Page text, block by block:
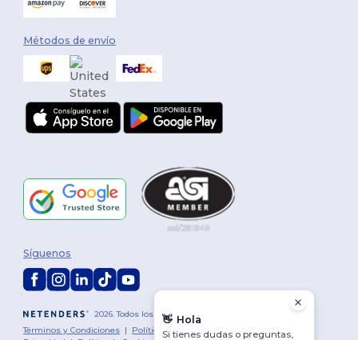
Métodos de envío
2026. Todos los derechos reservados
Términos y Condiciones | Política de personalización
Política de
Síguenos
👋 Hola
Si tienes dudas o preguntas,